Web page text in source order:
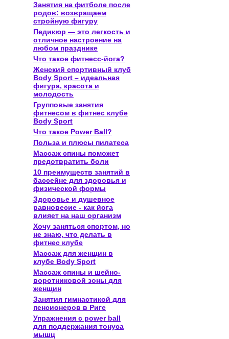
Занятия на фитболе после
родов: возвращаем
стройную фигуру
Педикюр — это легкость и
отличное настроение на
любом празднике
Что такое фитнесс-йога?
Женский спортивный клуб
Body Sport – идеальная
фигура, красота и
молодость
Групповые занятия
фитнесом в фитнес клубе
Body Sport
Что такое Power Ball?
Польза и плюсы пилатеса
Массаж спины поможет
предотвратить боли
10 преимуществ занятий в
бассейне для здоровья и
физической формы
Здоровье и душевное
равновесие - как йога
влияет на наш организм
Хочу заняться спортом, но
не знаю, что делать в
фитнес клубе
Массаж для женщин в
клубе Body Sport
Массаж спины и шейно-
воротниковой зоны для
женщин
Занятия гимнастикой для
пенсионеров в Риге
Упражнения с power ball
для поддержания тонуса
мышц